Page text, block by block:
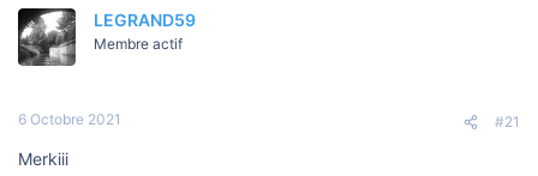
e
l
a
d
c
s
b
u
LEGRAND59
Membre actif
6 Octobre 2021 #21
Merkiii